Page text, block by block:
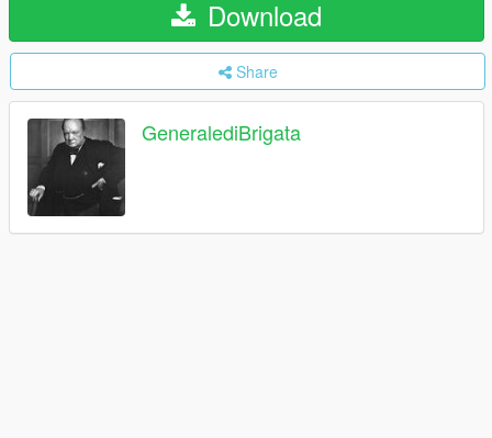
Download
Share
GeneralediBrigata